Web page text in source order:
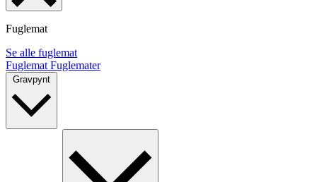
Fuglemat
Se alle fuglemat
Fuglemat Fuglemater